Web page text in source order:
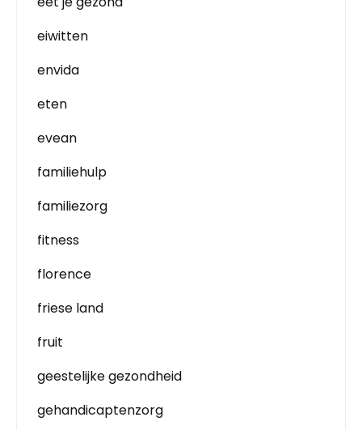
eiwitten
envida
eten
evean
familiehulp
familiezorg
fitness
florence
friese land
fruit
geestelijke gezondheid
gehandicaptenzorg